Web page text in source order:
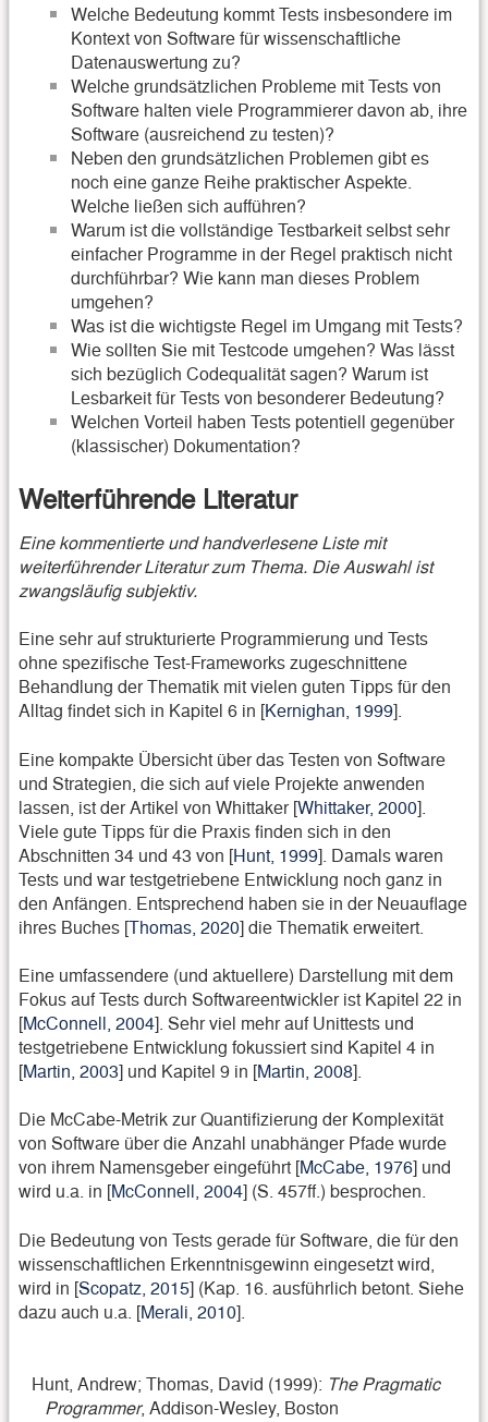
Welche Bedeutung kommt Tests insbesondere im
Kontext von Software für wissenschaftliche
Datenauswertung zu?
Welche grundsätzlichen Probleme mit Tests von
Software halten viele Programmierer davon ab, ihre
Software (ausreichend zu testen)?
Neben den grundsätzlichen Problemen gibt es
noch eine ganze Reihe praktischer Aspekte.
Welche ließen sich aufführen?
Warum ist die vollständige Testbarkeit selbst sehr
einfacher Programme in der Regel praktisch nicht
durchführbar? Wie kann man dieses Problem
umgehen?
Was ist die wichtigste Regel im Umgang mit Tests?
Wie sollten Sie mit Testcode umgehen? Was lässt
sich bezüglich Codequalität sagen? Warum ist
Lesbarkeit für Tests von besonderer Bedeutung?
Welchen Vorteil haben Tests potentiell gegenüber
(klassischer) Dokumentation?
Weiterführende Literatur
Eine kommentierte und handverlesene Liste mit
weiterführender Literatur zum Thema. Die Auswahl ist
zwangsläufig subjektiv.
Eine sehr auf strukturierte Programmierung und Tests
ohne spezifische Test-Frameworks zugeschnittene
Behandlung der Thematik mit vielen guten Tipps für den
Alltag findet sich in Kapitel 6 in [Kernighan, 1999].
Eine kompakte Übersicht über das Testen von Software
und Strategien, die sich auf viele Projekte anwenden
lassen, ist der Artikel von Whittaker [Whittaker, 2000].
Viele gute Tipps für die Praxis finden sich in den
Abschnitten 34 und 43 von [Hunt, 1999]. Damals waren
Tests und war testgetriebene Entwicklung noch ganz in
den Anfängen. Entsprechend haben sie in der Neuauflage
ihres Buches [Thomas, 2020] die Thematik erweitert.
Eine umfassendere (und aktuellere) Darstellung mit dem
Fokus auf Tests durch Softwareentwickler ist Kapitel 22 in
[McConnell, 2004]. Sehr viel mehr auf Unittests und
testgetriebene Entwicklung fokussiert sind Kapitel 4 in
[Martin, 2003] und Kapitel 9 in [Martin, 2008].
Die McCabe-Metrik zur Quantifizierung der Komplexität
von Software über die Anzahl unabhänger Pfade wurde
von ihrem Namensgeber eingeführt [McCabe, 1976] und
wird u.a. in [McConnell, 2004] (S. 457ff.) besprochen.
Die Bedeutung von Tests gerade für Software, die für den
wissenschaftlichen Erkenntnisgewinn eingesetzt wird,
wird in [Scopatz, 2015] (Kap. 16. ausführlich betont. Siehe
dazu auch u.a. [Merali, 2010].
Hunt, Andrew; Thomas, David (1999): The Pragmatic
Programmer, Addison-Wesley, Boston